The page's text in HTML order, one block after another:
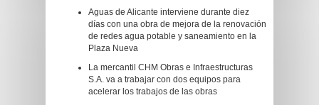
Aguas de Alicante interviene durante diez
días con una obra de mejora de la renovación
de redes agua potable y saneamiento en la
Plaza Nueva
La mercantil CHM Obras e Infraestructuras
S.A. va a trabajar con dos equipos para
acelerar los trabajos de las obras